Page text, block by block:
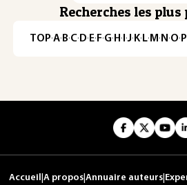
Recherches les
TOP·A·B·C· D· E· F·G· H · ·J· K· L· M · N ·O· P
Accueil A propos Annuaire auteurs